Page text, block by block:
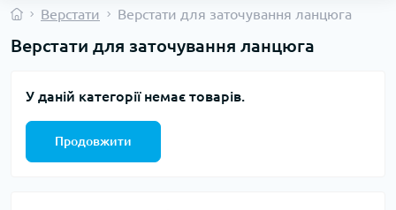
Верстати Верстати для заточування ланцюга
Верстати для заточування ланцюга
У даній категорії немає товарів.
Продовжити